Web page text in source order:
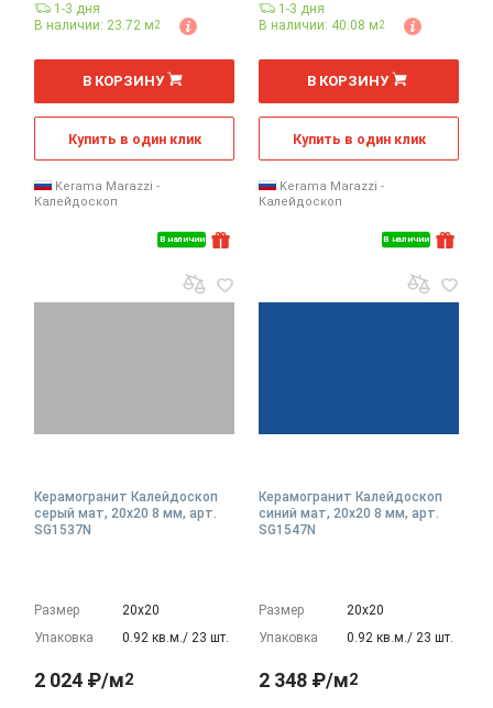
В наличии
1-3 дня
В наличии: 23.72 м2
м
В КОРЗИНУ
Купить в один клик
Kerama Marazzi -
Калейдоскоп
В наличии
1-3 дня
В наличии: 40.08 м2
м
В КОРЗИНУ
Купить в один клик
Kerama Marazzi -
Калейдоскоп
Керамогранит Калейдоскоп
серый мат, 20x20 8 мм, арт.
SG1537N
Размер
20х20
Упаковка
0.92 кв.м./ 23 шт.
2 024 ₽/м2
Керамогранит Калейдоскоп
синий мат, 20x20 8 мм, арт.
SG1547N
Размер
20х20
Упаковка
0.92 кв.м./ 23 шт.
2 348 ₽/м2